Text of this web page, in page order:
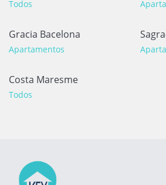
Todos
Gracia Bacelona
Apartamentos
Costa Maresme
Todos